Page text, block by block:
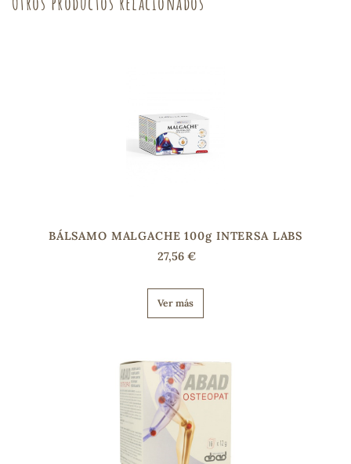
BÁLSAMO MALGACHE 100g INTERSA LABS
27,56 €
Ver más